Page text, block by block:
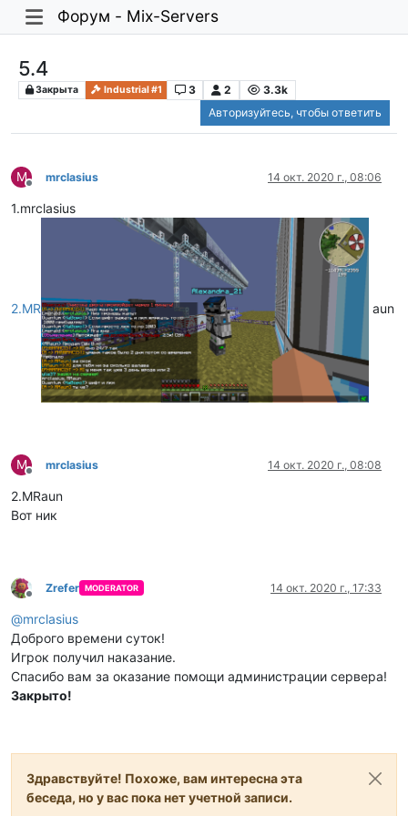
Форум - Mix-Servers
5.4
Закрыта Industrial #1 3 2
3.3k
Авторизуйтесь, чтобы ответить
M
Не в сети
mrclasius 14 окт. 2020 г., 08:06
1.mrclasius
2.MR aun
M
Не в сети
mrclasius 14 окт. 2020 г., 08:08
2.MRaun
Вот ник
Не в сети
Zrefer MODERATOR 14 окт. 2020 г., 17:33
@mrclasius
Доброго времени суток!
Игрок получил наказание.
Спасибо вам за оказание помощи администрации сервера!
Закрыто!
Здравствуйте! Похоже, вам интересна эта
беседа, но у вас пока нет учетной записи.